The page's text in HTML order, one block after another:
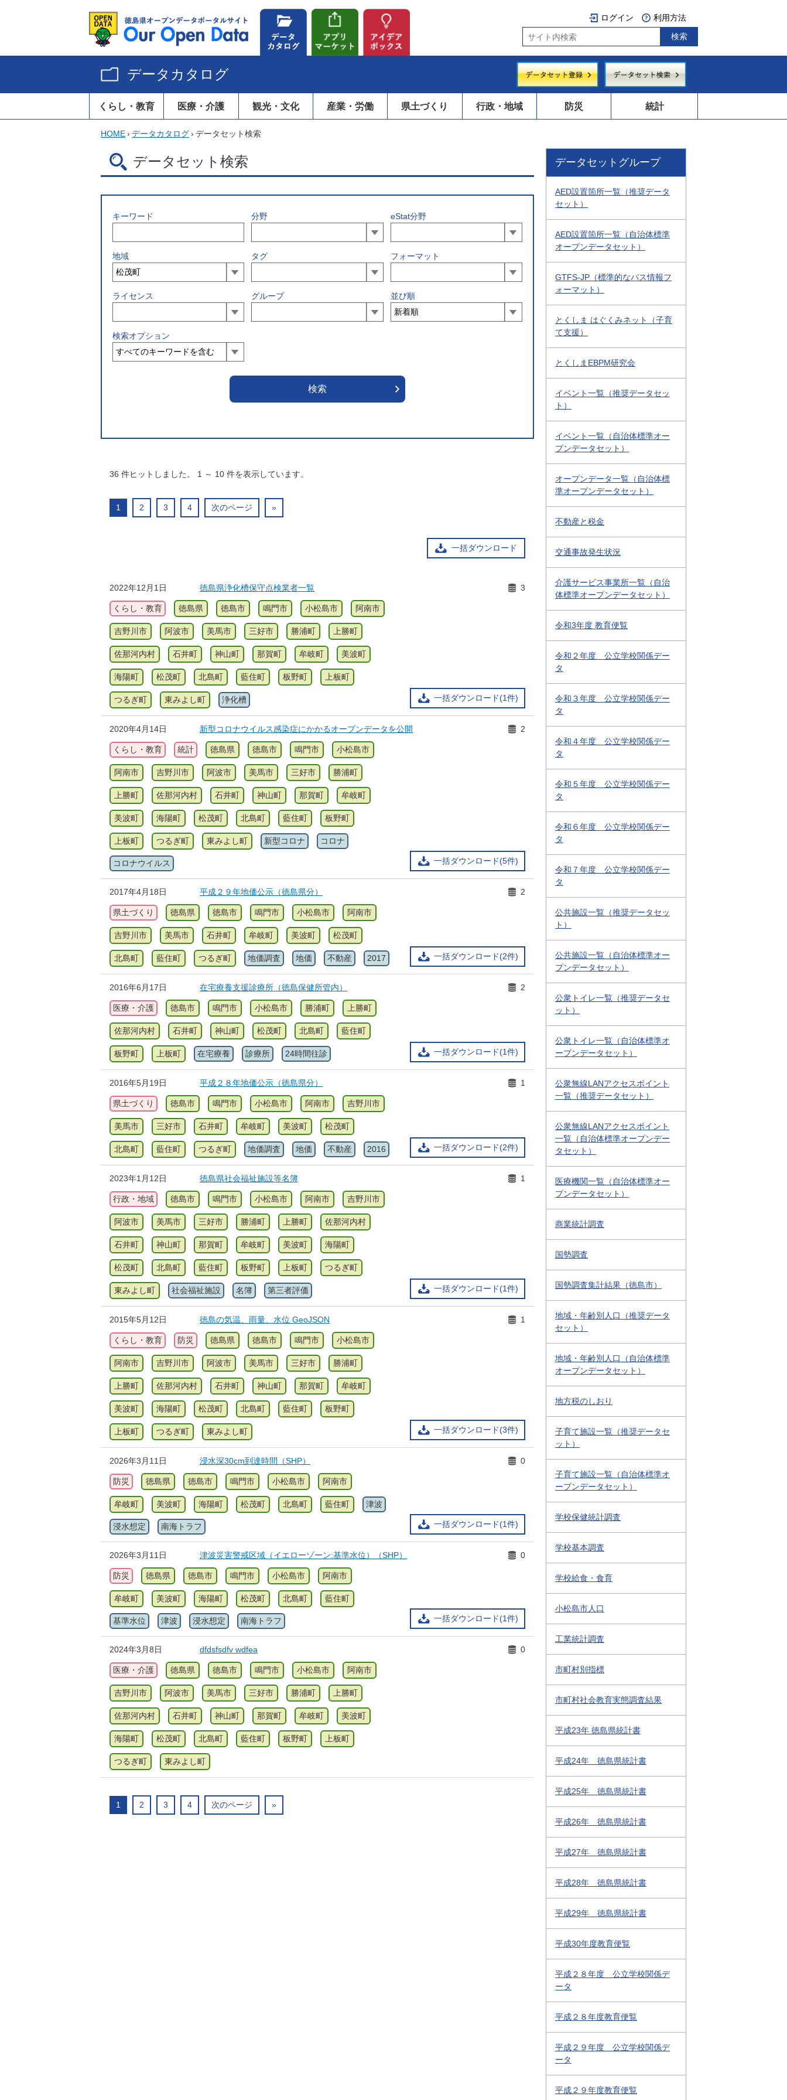
ログイン 利用方法
データカタログ
くらし・教育 医療・介護 観光・文化 産業・労働 県土づくり 行政・地域 防災 統計
HOME› データカタログ› データセット検索
データセット検索
キーワード 分野 eStat分野
地域 タグ フォーマット
ライセンス グループ 並び順
検索オプション
36 件ヒットしました。 1 ～ 10 件を表示しています。
1 2 3 4 次のページ »
一括ダウンロード
2022年12月1日 徳島県浄化槽保守点検業者一覧
一括ダウンロード(1件)
3
くらし・教育 徳島県 徳島市 鳴門市 小松島市 阿南市
吉野川市 阿波市 美馬市 三好市 勝浦町 上勝町
佐那河内村 石井町 神山町 那賀町 牟岐町 美波町
海陽町 松茂町 北島町 藍住町 板野町 上板町
つるぎ町 東みよし町 浄化槽
2020年4月14日 新型コロナウイルス感染症にかかるオープンデータを公開
一括ダウンロード(5件)
2
くらし・教育 統計 徳島県 徳島市 鳴門市 小松島市
阿南市 吉野川市 阿波市 美馬市 三好市 勝浦町
上勝町 佐那河内村 石井町 神山町 那賀町 牟岐町
美波町 海陽町 松茂町 北島町 藍住町 板野町
上板町 つるぎ町 東みよし町 新型コロナ コロナ
コロナウイルス
2017年4月18日 平成２９年地価公示（徳島県分）
一括ダウンロード(2件)
2
県土づくり 徳島県 徳島市 鳴門市 小松島市 阿南市
吉野川市 美馬市 石井町 牟岐町 美波町 松茂町
北島町 藍住町 つるぎ町 地価調査 地価 不動産 2017
2016年6月17日 在宅療養支援診療所（徳島保健所管内）
一括ダウンロード(1件)
2
医療・介護 徳島市 鳴門市 小松島市 勝浦町 上勝町
佐那河内村 石井町 神山町 松茂町 北島町 藍住町
板野町 上板町 在宅療養 診療所 24時間往診
2016年5月19日 平成２８年地価公示（徳島県分）
一括ダウンロード(2件)
1
県土づくり 徳島市 鳴門市 小松島市 阿南市 吉野川市
美馬市 三好市 石井町 牟岐町 美波町 松茂町
北島町 藍住町 つるぎ町 地価調査 地価 不動産 2016
2023年1月12日 徳島県社会福祉施設等名簿
一括ダウンロード(1件)
1
行政・地域 徳島市 鳴門市 小松島市 阿南市 吉野川市
阿波市 美馬市 三好市 勝浦町 上勝町 佐那河内村
石井町 神山町 那賀町 牟岐町 美波町 海陽町
松茂町 北島町 藍住町 板野町 上板町 つるぎ町
東みよし町 社会福祉施設 名簿 第三者評価
2015年5月12日 徳島の気温、雨量、水位 GeoJSON
一括ダウンロード(3件)
1
くらし・教育 防災 徳島県 徳島市 鳴門市 小松島市
阿南市 吉野川市 阿波市 美馬市 三好市 勝浦町
上勝町 佐那河内村 石井町 神山町 那賀町 牟岐町
美波町 海陽町 松茂町 北島町 藍住町 板野町
上板町 つるぎ町 東みよし町
2026年3月11日 浸水深30cm到達時間（SHP）
一括ダウンロード(1件)
0
防災 徳島県 徳島市 鳴門市 小松島市 阿南市
牟岐町 美波町 海陽町 松茂町 北島町 藍住町 津波
浸水想定 南海トラフ
2026年3月11日 津波災害警戒区域（イエローゾーン:基準水位）（SHP）
一括ダウンロード(1件)
0
防災 徳島県 徳島市 鳴門市 小松島市 阿南市
牟岐町 美波町 海陽町 松茂町 北島町 藍住町
基準水位 津波 浸水想定 南海トラフ
2024年3月8日 dfdsfsdfv wdfea 0
医療・介護 徳島県 徳島市 鳴門市 小松島市 阿南市
吉野川市 阿波市 美馬市 三好市 勝浦町 上勝町
佐那河内村 石井町 神山町 那賀町 牟岐町 美波町
海陽町 松茂町 北島町 藍住町 板野町 上板町
つるぎ町 東みよし町
1 2 3 4 次のページ »
データセットグループ
AED設置箇所一覧（推奨データ
セット）
AED設置箇所一覧（自治体標準
オープンデータセット）
GTFS-JP（標準的なバス情報フ
ォーマット）
とくしま はぐくみネット（子育
て支援）
とくしまEBPM研究会
イベント一覧（推奨データセッ
ト）
イベント一覧（自治体標準オー
プンデータセット）
オープンデータ一覧（自治体標
準オープンデータセット）
不動産と税金
交通事故発生状況
介護サービス事業所一覧（自治
体標準オープンデータセット）
令和3年度 教育便覧
令和２年度 公立学校関係デー
タ
令和３年度 公立学校関係デー
タ
令和４年度 公立学校関係デー
タ
令和５年度 公立学校関係デー
タ
令和６年度 公立学校関係デー
タ
令和７年度 公立学校関係デー
タ
公共施設一覧（推奨データセッ
ト）
公共施設一覧（自治体標準オー
プンデータセット）
公衆トイレ一覧（推奨データセ
ット）
公衆トイレ一覧（自治体標準オ
ープンデータセット）
公衆無線LANアクセスポイント
一覧（推奨データセット）
公衆無線LANアクセスポイント
一覧（自治体標準オープンデー
タセット）
医療機関一覧（自治体標準オー
プンデータセット）
商業統計調査
国勢調査
国勢調査集計結果（徳島市）
地域・年齢別人口（推奨データ
セット）
地域・年齢別人口（自治体標準
オープンデータセット）
地方税のしおり
子育て施設一覧（推奨データセ
ット）
子育て施設一覧（自治体標準オ
ープンデータセット）
学校保健統計調査
学校基本調査
学校給食・食育
小松島市人口
工業統計調査
市町村別指標
市町村社会教育実態調査結果
平成23年 徳島県統計書
平成24年 徳島県統計書
平成25年 徳島県統計書
平成26年 徳島県統計書
平成27年 徳島県統計書
平成28年 徳島県統計書
平成29年 徳島県統計書
平成30年度教育便覧
平成２８年度 公立学校関係デ
ータ
平成２８年度教育便覧
平成２９年度 公立学校関係デ
ータ
平成２９年度教育便覧